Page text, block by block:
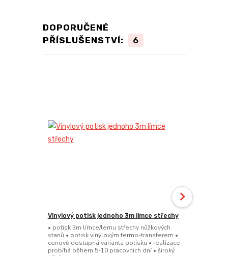
DOPORUČENÉ
PŘÍSLUŠENSTVÍ:
6
Vinylový potisk jednoho 3m límce střechy
• potisk 3m límce/lemu střechy nůžkových
stanů • potisk vinylovým termo-transferem •
cenově dostupná varianta potisku • realizace
probíhá během 5-10 pracovních dní • široký